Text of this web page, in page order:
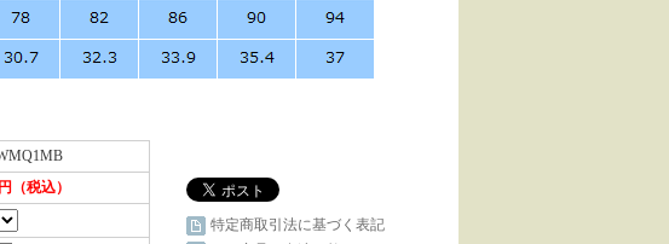
（税込）
特定商取引法に基づく表記